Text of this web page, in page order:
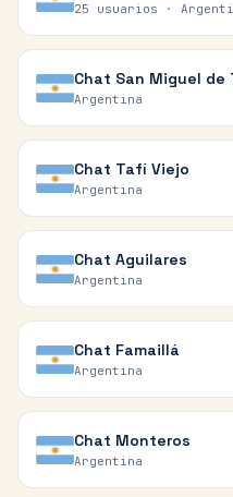
25 usuarios ·
Chat San Miguel de
Argentina
Chat Tafí Viejo
Argentina
Chat Aguilares
Argentina
Chat Famaillá
Argentina
Chat Monteros
Argentina